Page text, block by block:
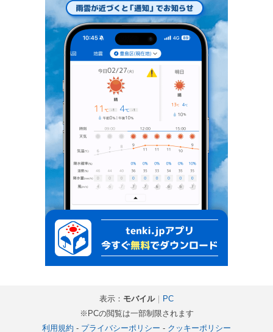
表示： モバイル｜ PC
※PCの閲覧は一部制限されます
利用規約 - プライバシーポリシー - クッキーポリシー